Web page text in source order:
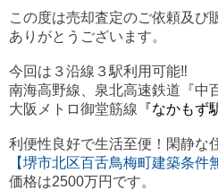
この度は売却査定のご依頼及び
ありがとうございます。
今回は３沿線３駅利用可能‼
南海高野線、泉北高速鉄道『中
大阪メトロ御堂筋線 『なかもず
利便性良好で生活至便！閑静な
【堺市北区百舌鳥梅町建築条件
価格は2500万円 です。